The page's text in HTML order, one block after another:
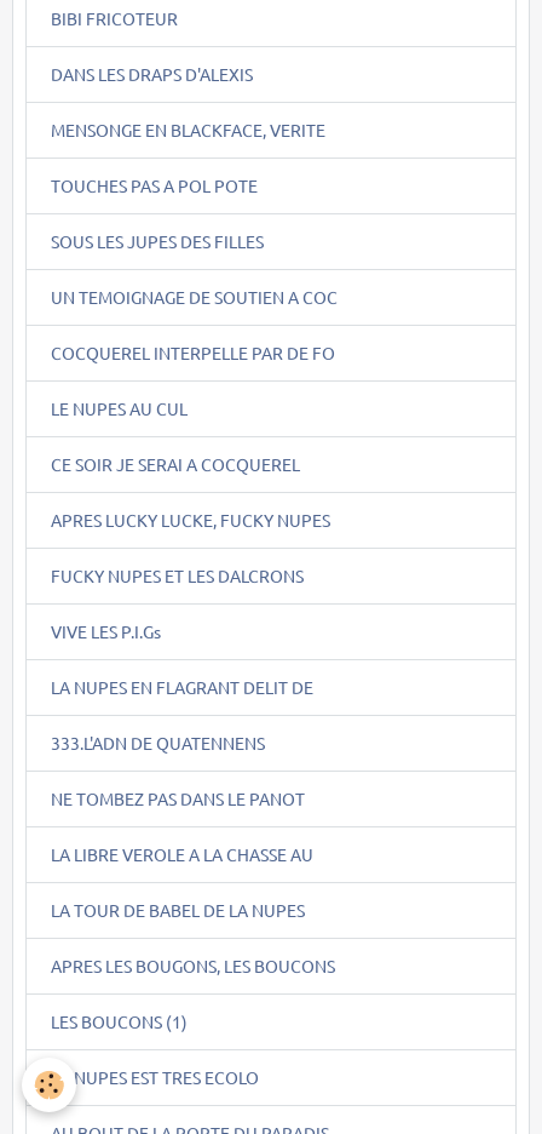
BIBI FRICOTEUR
DANS LES DRAPS D'ALEXIS
MENSONGE EN BLACKFACE, VERITE
TOUCHES PAS A POL POTE
SOUS LES JUPES DES FILLES
UN TEMOIGNAGE DE SOUTIEN A COC
COCQUEREL INTERPELLE PAR DE FO
LE NUPES AU CUL
CE SOIR JE SERAI A COCQUEREL
APRES LUCKY LUCKE, FUCKY NUPES
FUCKY NUPES ET LES DALCRONS
VIVE LES P.I.Gs
LA NUPES EN FLAGRANT DELIT DE
333.L'ADN DE QUATENNENS
NE TOMBEZ PAS DANS LE PANOT
LA LIBRE VEROLE A LA CHASSE AU
LA TOUR DE BABEL DE LA NUPES
APRES LES BOUGONS, LES BOUCONS
LES BOUCONS (1)
LA NUPES EST TRES ECOLO